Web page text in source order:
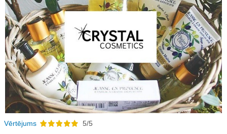
Previous
Vērtējums 5/5